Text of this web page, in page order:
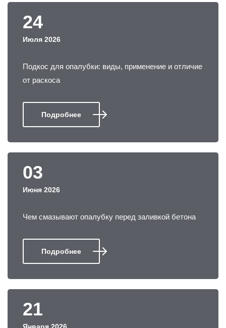
24
Июля 2026
Подкос для опалубки: виды, применение и отличие
от раскоса
Подробнее
03
Июня 2026
Чем смазывают опалубку перед заливкой бетона
Подробнее
21